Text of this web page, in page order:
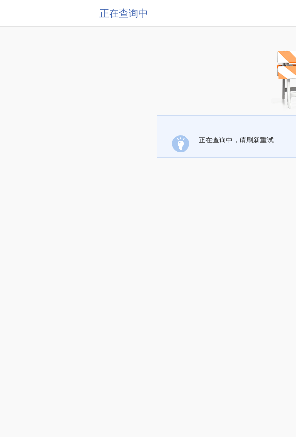
正在查询中
正在查询中，请刷新重试